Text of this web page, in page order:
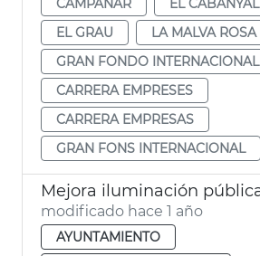
EL GRAU
LA MALVA ROSA
GRAN FONDO INTERNACIONAL
CARRERA EMPRESES
CARRERA EMPRESAS
GRAN FONS INTERNACIONAL
modificado hace 1 año
AYUNTAMIENTO